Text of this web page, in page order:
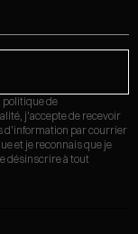
politique de
j'accepte de recevoir
d'information par courrier
et je reconnais que je
désinscrire à tout